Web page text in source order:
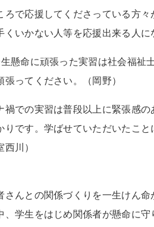
で応援してくださっている方
いかない人等を応援出来る人に
懸命に頑張った実習は社会福祉
ってください。（岡野）
での実習は普段以上に緊張感
です。学ばせていただいたこ
川）
んとの関係づくりを一生けん
学生をはじめ関係者が懸命に